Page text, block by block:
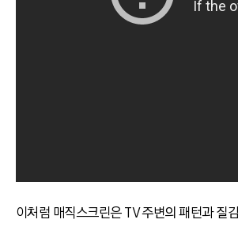
이처럼 매직스크린은 TV 주변의 패턴과 질